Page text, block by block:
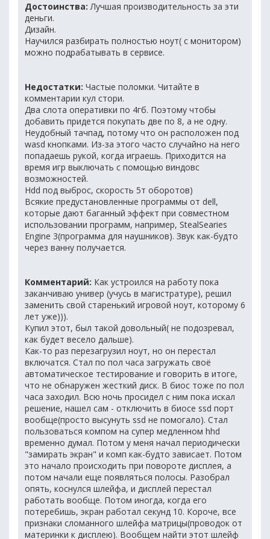
Достоинства: Лучшая производительность за эти
деньги.
Дизайн.
Научился разбирать полностью ноут( с монитором)
можно подрабатывать в сервисе.
Недостатки: Частые поломки. Читайте в
комментарии кул стори.
Два слота оперативки по 4гб. Поэтому чтобы
добавить придется покупать две по 8, а не одну.
Неудобный тачпад, потому что он расположен под
wasd кнопками. Из-за этого часто случайно на него
попадаешь рукой, когда играешь. Приходится на
время игр выключать с помощью виндовс
возможностей.
Hdd под выброс, скорость 5т оборотов)
Всякие предустановленные программы от dell,
которые дают баганный эффект при совместном
использовании программ, например, StealSearies
Engine 3(программа для наушников). Звук как-будто
через ванну получается.
Комментарий: Как устроился на работу пока
заканчиваю универ (учусь в магистратуре), решил
заменить свой старенький игровой ноут, которому 6
лет уже))).
Купил этот, был такой довольный( не подозревал,
как будет весело дальше).
Как-то раз перезагрузил ноут, но он перестал
включатся. Стал по пол часа загружать своё
автоматическое тестирование и говорить в итоге,
что не обнаружен жесткий диск. В биос тоже по пол
часа заходил. Всю ночь просидел с ним пока искал
решение, нашел сам - отключить в биосе ssd порт
вообще(просто высунуть ssd не помогало). Стал
пользоваться компом на супер медленном hhd
временно думал. Потом у меня начал периодически
"замирать экран" и комп как-будто зависает. Потом
это начало происходить при повороте дисплея, а
потом начали еще появляться полосы. Разобрал
опять, коснулся шлейфа, и дисплей перестал
работать вообще. Потом иногда, когда его
потеребишь, экран работал секунд 10. Короче, все
признаки сломанного шлейфа матрицы(проводок от
материнки к дисплею). Вообщем найти этот шлейф